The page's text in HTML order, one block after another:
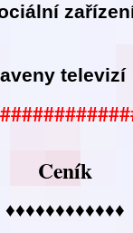
televizí
Ceník
♦♦♦♦♦♦♦♦♦♦♦♦